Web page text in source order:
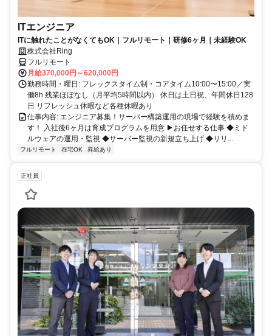
ITエンジニア
ITに触れたことがなくてもOK｜フルリモート｜研修6ヶ月｜未経験OK
株式会社Ring
フルリモート
月給370,000円～620,000円
勤務時間・曜日: フレックスタイム制・コアタイム10:00〜15:00／実
働8h 残業ほぼなし（月平均5時間以内） 休日は土日祝、年間休日128
日 リフレッシュ休暇など各種休暇あり
仕事内容: エンジニア募集！サーバー構築運用の現場で経験を積めま
す！ 入社後6ヶ月は育成プログラムを用意 ▶お任せする仕事 ◆ミド
ルウェアの運用・監視 ◆サーバー監視の新規立ち上げ ◆リリ...
フルリモート 在宅OK 昇給あり
正社員